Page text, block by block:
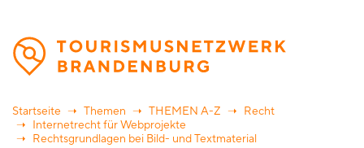
Direkt
zum
Inhalt
Startseite Themen THEMEN A-Z
Recht
Internetrecht für Webprojekte
Rechtsgrundlagen bei Bild- und Textmaterial